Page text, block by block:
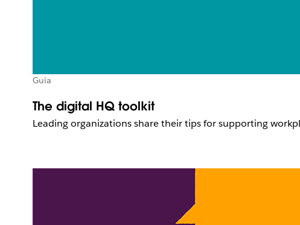
Guia
The digital HQ toolkit
Leading organizations share their tips for supporting